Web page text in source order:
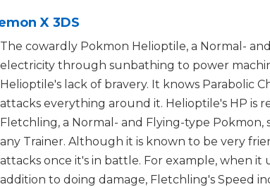
X 3DS
The cowardly Pokmon Helioptile, a Normal-
electricity through sunbathing to power
Helioptile's lack of bravery. It knows Parabolic
attacks everything around it. Helioptile's HP is
Fletchling, a Normal- and Flying-type
any Trainer. Although it is known to be very
attacks once it's in battle. For example, when it
addition to doing damage, Fletchling's Speed